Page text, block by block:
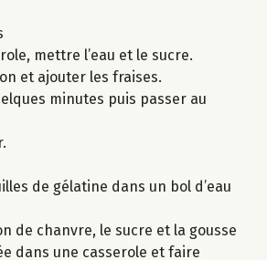
mettre l’eau et le sucre.
et ajouter les fraises.
minutes puis passer au
de gélatine dans un bol d’eau
de chanvre, le sucre et la gousse
dans une casserole et faire